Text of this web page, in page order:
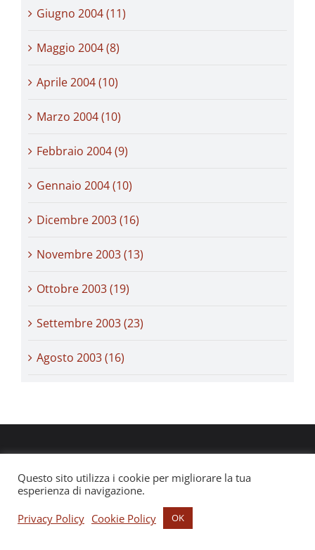
Giugno 2004 (11)
Maggio 2004 (8)
Aprile 2004 (10)
Marzo 2004 (10)
Febbraio 2004 (9)
Gennaio 2004 (10)
Dicembre 2003 (16)
Novembre 2003 (13)
Ottobre 2003 (19)
Settembre 2003 (23)
Agosto 2003 (16)
Website byduDAT
Questo sito utilizza i cookie per migliorare la tua
esperienza di navigazione.
Privacy Policy Cookie Policy OK